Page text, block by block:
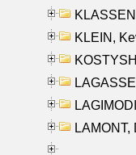
KLEIN,